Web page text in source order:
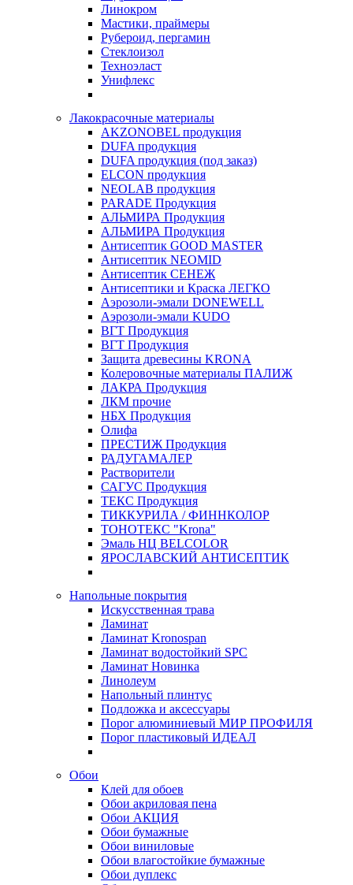
Линокром
Мастики, праймеры
Рубероид, пергамин
Стеклоизол
Техноэласт
Унифлекс
Лакокрасочные материалы
AKZONOBEL продукция
DUFA продукция
DUFA продукция (под заказ)
ELCON продукция
NEOLAB продукция
PARADE Продукция
АЛЬМИРА Продукция
АЛЬМИРА Продукция
Антисептик GOOD MASTER
Антисептик NEOMID
Антисептик СЕНЕЖ
Антисептики и Краска ЛЕГКО
Аэрозоли-эмали DONEWELL
Аэрозоли-эмали KUDO
ВГТ Продукция
ВГТ Продукция
Защита древесины KRONA
Колеровочные материалы ПАЛИЖ
ЛАКРА Продукция
ЛКМ прочие
НБХ Продукция
Олифа
ПРЕСТИЖ Продукция
РАДУГАМАЛЕР
Растворители
САГУС Продукция
ТЕКС Продукция
ТИККУРИЛА / ФИННКОЛОР
ТОНОТЕКС "Krona"
Эмаль НЦ BELCOLOR
ЯРОСЛАВСКИЙ АНТИСЕПТИК
Напольные покрытия
Искусственная трава
Ламинат
Ламинат Kronospan
Ламинат водостойкий SPC
Ламинат Новинка
Линолеум
Напольный плинтус
Подложка и аксессуары
Порог алюминиевый МИР ПРОФИЛЯ
Порог пластиковый ИДЕАЛ
Обои
Клей для обоев
Обои акриловая пена
Обои АКЦИЯ
Обои бумажные
Обои виниловые
Обои влагостойкие бумажные
Обои дуплекс